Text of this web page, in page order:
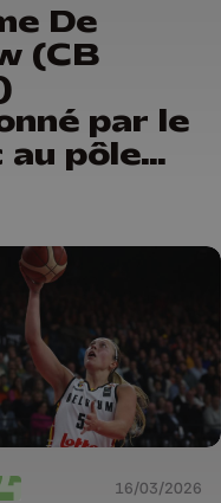
De
(CB
par le
au pôle
16/03/2026